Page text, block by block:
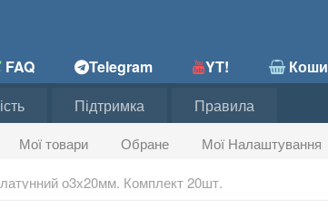
FAQ Telegram YT!
Мої товари Обране Мої Налаштування
Підтримка Правила
о3х20мм. Комплект 20шт.